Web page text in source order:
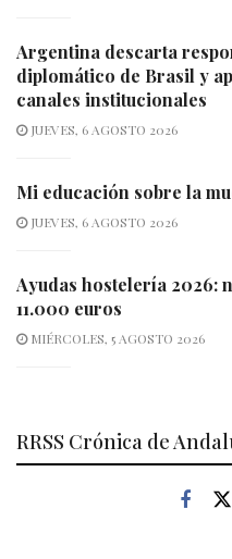
Argentina descarta
diplomático de Brasil y
canales institucionales
JUEVES, 6 AGOSTO 2026
Mi educación sobre la
JUEVES, 6 AGOSTO 2026
Ayudas hostelería 2026:
11.000 euros
MIÉRCOLES, 5 AGOSTO 2026
RRSS Crónica de